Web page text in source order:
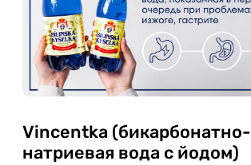
Vincentka (бикарбонатно-
натриевая вода с йодом)